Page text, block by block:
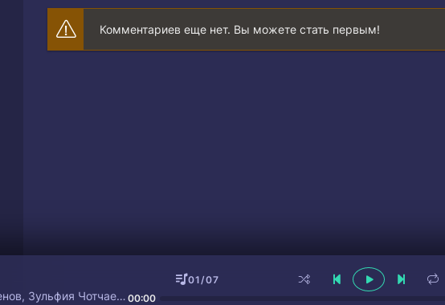
Комментариев еще нет. Вы можете стать первым!
Ислам Мальсуйгенов, Зульфия Чотчаева
01/07
00:00